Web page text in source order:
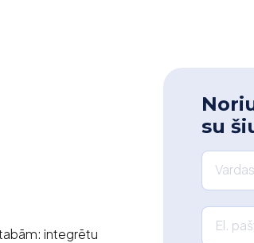
integrētu
su
El.